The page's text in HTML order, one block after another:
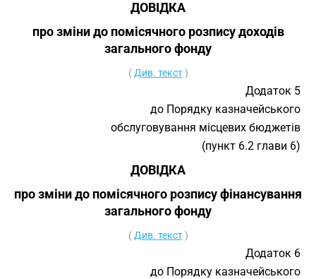
ДОВІДКА
про зміни до помісячного розпису доходів
загального фонду
( Див. текст)
Додаток 5
до Порядку казначейського
обслуговування місцевих бюджетів
(пункт 6.2 глави 6)
ДОВІДКА
про зміни до помісячного розпису фінансування
загального фонду
( Див. текст)
Додаток 6
до Порядку казначейського